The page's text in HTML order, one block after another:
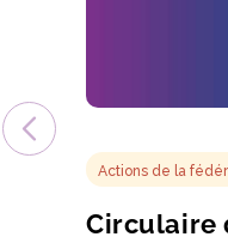
Actions de la
Circulaire